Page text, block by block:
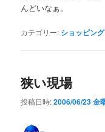
んどいなぁ。
カテゴリー: ショッピング
狭い現場
投稿日時:2006/06/23 金